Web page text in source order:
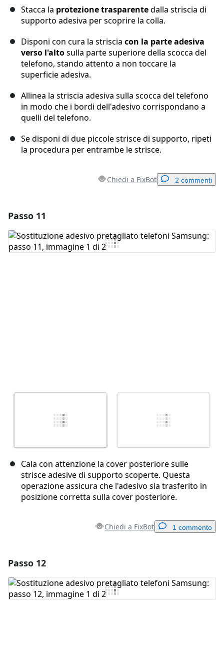
Stacca la protezione trasparentedalla striscia di
supporto adesiva per scoprire la colla.
Disponi con cura la striscia con la parte adesiva
verso l'altosulla parte superiore della scocca del
telefono, stando attento a non toccare la
superficie adesiva.
Allinea la striscia adesiva sulla scocca del telefono
in modo che i bordi dell'adesivo corrispondano a
quelli del telefono.
Se disponi di due piccole strisce di supporto, ripeti
la procedura per entrambe le strisce.
Chiedi a FixBot 2 commenti
Aggiungi Commento
Passo 11
Cala con attenzione la cover posteriore sulle
strisce adesive di supporto scoperte. Questa
operazione assicura che l'adesivo sia trasferito in
posizione corretta sulla cover posteriore.
Chiedi a FixBot 1 commento
Aggiungi Commento
Passo 12